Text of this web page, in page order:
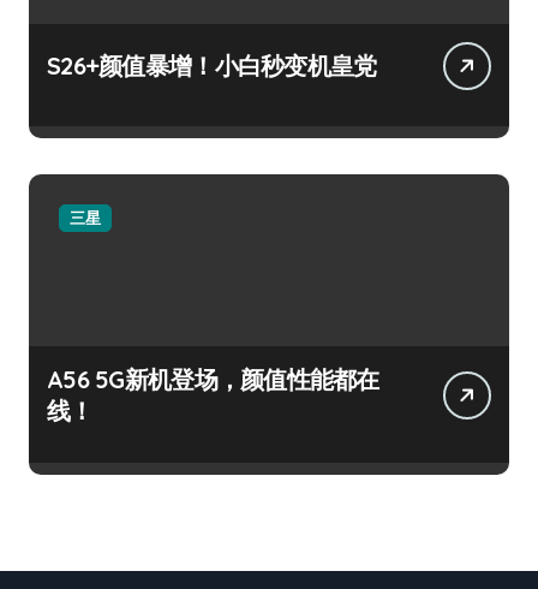
S26+颜值暴增！小白秒变机皇党
三星
A56 5G新机登场，颜值性能都在
线！